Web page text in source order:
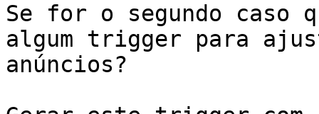
Se for o segundo caso
algum trigger para
anúncios?